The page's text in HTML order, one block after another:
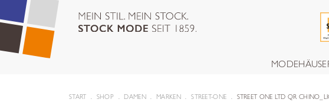
START SHOP DAMEN MARKEN STREET-ONE STREET ONE LTD QR